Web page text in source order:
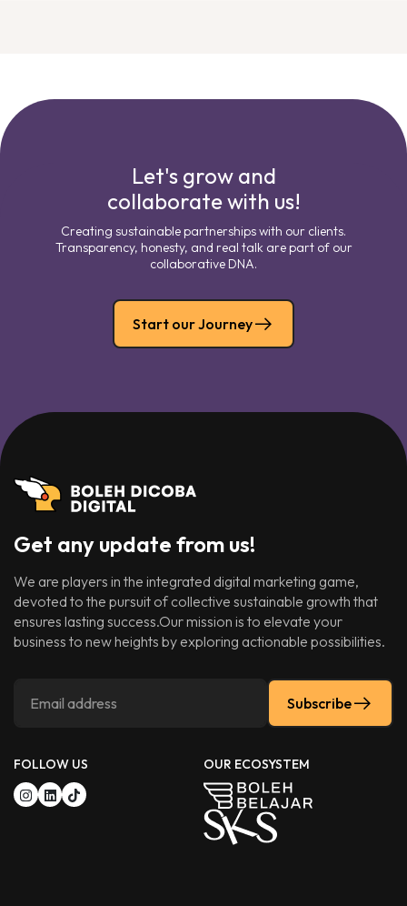
Let's grow and
collaborate with us!
Creating sustainable partnerships with our clients.
Transparency, honesty, and real talk are part of our
collaborative DNA.
Start our Journey
Get any update from us!
We are players in the integrated digital marketing game,
devoted to the pursuit of collective sustainable growth that
ensures lasting success.Our mission is to elevate your
business to new heights by exploring actionable possibilities.
Subscribe
FOLLOW US OUR ECOSYSTEM